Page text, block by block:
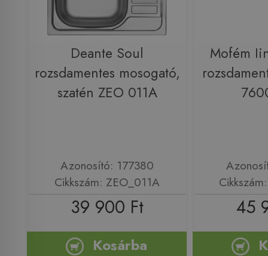
Deante Soul
rozsdamentes mosogató,
szatén ZEO 011A
Azonosító: 177380
Cikkszám: ZEO_011A
39 900 Ft
Kosárba
Mofém
45